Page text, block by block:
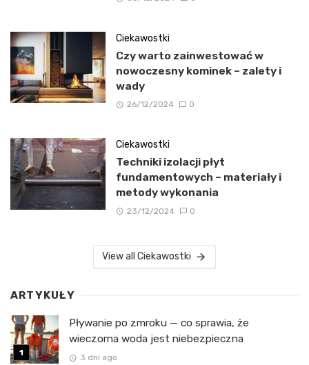
Ciekawostki
Czy warto zainwestować w
nowoczesny kominek – zalety i
wady
26/12/2024 0
Ciekawostki
Techniki izolacji płyt
fundamentowych – materiały i
metody wykonania
23/12/2024 0
View all Ciekawostki
ARTYKUŁY
Pływanie po zmroku — co sprawia, że
wieczorna woda jest niebezpieczna
3 dni ago